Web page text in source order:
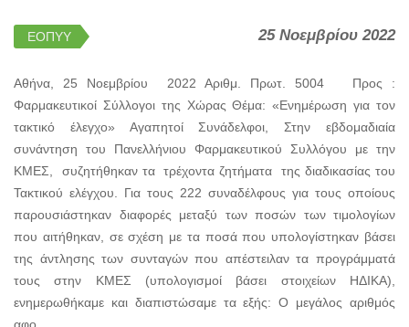
ΕΟΠΥΥ 25 Νοεμβρίου 2022
Αθήνα, 25 Νοεμβρίου 2022 Αριθμ. Πρωτ. 5004 Προς :
Φαρμακευτικοί Σύλλογοι της Χώρας Θέμα: «Ενημέρωση για τον
τακτικό έλεγχο» Αγαπητοί Συνάδελφοι, Στην εβδομαδιαία
συνάντηση του Πανελλήνιου Φαρμακευτικού Συλλόγου με την
ΚΜΕΣ, συζητήθηκαν τα τρέχοντα ζητήματα της διαδικασίας του
Τακτικού ελέγχου. Για τους 222 συναδέλφους για τους οποίους
παρουσιάστηκαν διαφορές μεταξύ των ποσών των τιμολογίων
που αιτήθηκαν, σε σχέση με τα ποσά που υπολογίστηκαν βάσει
της άντλησης των συνταγών που απέστειλαν τα προγράμματά
τους στην ΚΜΕΣ (υπολογισμοί βάσει στοιχείων ΗΔΙΚΑ),
ενημερωθήκαμε και διαπιστώσαμε τα εξής: Ο μεγάλος αριθμός